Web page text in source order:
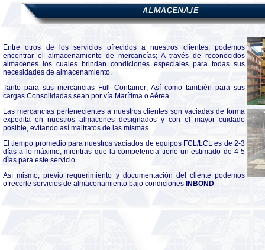
Entre otros de los servicios ofrecidos a nuestros clientes, podemos
encontrar el almacenamiento de mercancías; A través de reconocidos
almacenes los cuales brindan condiciones especiales para todas sus
necesidades de almacenamiento.
Tanto para sus mercancias Full Container; Así como también para sus
cargas Consolidadas sean por vía Marítima o Aérea.
Las mercancías pertenecientes a nuestros clientes son vaciadas de forma
expedita en nuestros almacenes designados y con el mayor cuidado
posible, evitando así maltratos de las mismas.
El tiempo promedio para nuestros vaciados de equipos FCL/LCL es de 2-3
días a lo máximo; mientras que la competencia tiene un estimado de 4-5
dìas para este servicio.
Así mismo, previo requerimiento y documentación del cliente podemos
ofrecerle servicios de almacenamiento bajo condiciones INBOND